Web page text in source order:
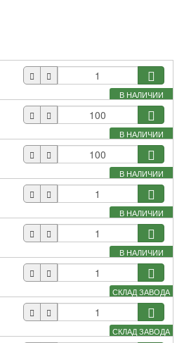
В НАЛИЧИИ
В НАЛИЧИИ
В НАЛИЧИИ
В НАЛИЧИИ
В НАЛИЧИИ
СКЛАД ЗАВОДА
СКЛАД ЗАВОДА